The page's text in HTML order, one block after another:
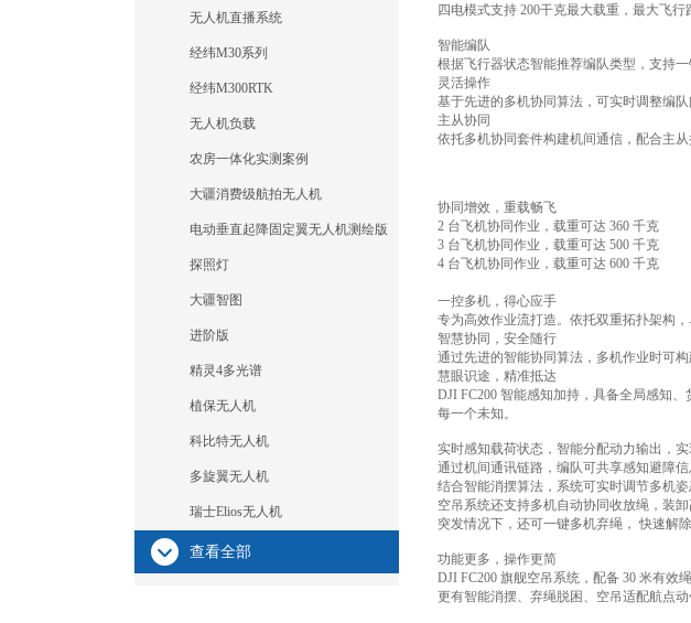
无人机直播系统
经纬M30系列
经纬M300RTK
无人机负载
农房一体化实测案例
大疆消费级航拍无人机
电动垂直起降固定翼无人机测绘版
探照灯
大疆智图
进阶版
精灵4多光谱
植保无人机
科比特无人机
多旋翼无人机
瑞士Elios无人机
查看全部
四电模式支持 200干克最大载重，最大飞行
智能编队
根据飞行器状态智能推荐编队类型，支持
灵活操作
基于先进的多机协同算法，可实时调整编
主从协同
依托多机协同套件构建机间通信，配合主
协同增效，重载畅飞
2 台飞机协同作业，载重可达 360 千克
3 台飞机协同作业，载重可达 500 千克
4 台飞机协同作业，载重可达 600 千克
一控多机，得心应手
专为高效作业流打造。依托双重拓扑架构
智慧协同，安全随行
通过先进的智能协同算法，多机作业时可
慧眼识途，精准抵达
DJI FC200 智能感知加持，具备全局感知
每一个未知。
实时感知载荷状态，智能分配动力输出，
通过机间通讯链路，编队可共享感知避障
结合智能消摆算法，系统可实时调节多机
空吊系统还支持多机自动协同收放绳，装
突发情况下，还可一键多机弃绳， 快速解除
功能更多，操作更简
DJI FC200 旗舰空吊系统，配备 30 米有效
更有智能消摆、弃绳脱困、空吊适配航点